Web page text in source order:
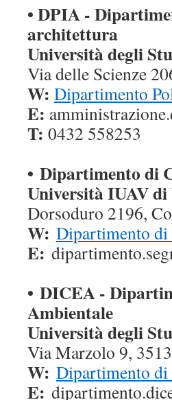
• DPIA -
architettura
Università degli
Via delle Scienze
W: Dipartimento
E:
T: 0432 558253
• Dipartimento di
Università IUAV di
Dorsoduro 2196,
W: Dipartimento di
E:
• DICEA -
Ambientale
Università degli
Via Marzolo 9,
W: Dipartimento
E: